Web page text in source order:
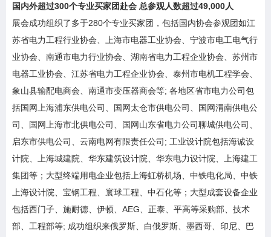
国内外超过300个专业买家团赴会 总参观人数超过49,000人
展会成功组织了多于280个专业买家团，包括国内协会参观团如江
苏省电力工程行业协会、上海市电器工业协会、宁波市电工电气行
业协会、南通市电力行业协会、湖南省电力工程企业协会、苏州市
电器工业协会、江苏省电力工程企业协会、泰州市电机工程学会、
象山县输配电商会、南通市变压器商会等; 各地区省市电力公司包
括国网上海浦东供电公司、国网太仓市供电公司、国网渭南供电公
司、国网上海市北供电公司、国网山东省电力公司聊城供电公司、
启东市供电公司、云南电网有限责任公司; 工业设计院包括海诚设
计院、上海城建院、华东建筑设计院、华东电力设计院、上海建工
集团等；大型终端用电企业包括上海虹桥机场、中铁电化局、中铁
上海设计院、宝钢工程、寰球工程、中石化等；大型成套设备企业
包括西门子、施耐德、伊顿、AEG、正泰、平高等采购部、技术
部、工程部等; 成功组织来俄罗斯、白俄罗斯、墨西哥、印尼、巴